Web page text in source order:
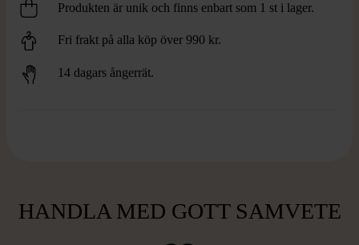
Produkten är unik och finns enbart som 1 st i lager.
Fri frakt på alla köp över 990 kr.
14 dagars ångerrät.
HANDLA MED GOTT SAMVETE